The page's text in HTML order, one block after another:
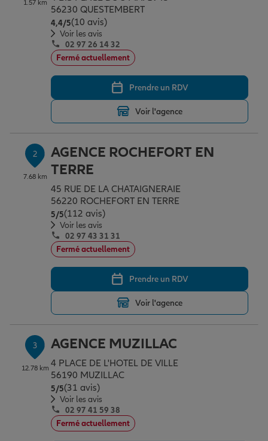
Assurance emprunteur
Prévoyance et dépendance
Assurance animal de compagnie
Protection de la famille
Protection juridique
Épargne & retraite
Plan épargne retraite
Assurance vie
Placements financiers
Investissements immobiliers
Transmission
Vos projets
Partir en vacances
Déménager
Changer de voiture
Départ à la retraite
Préparer l’avenir
Conseil assurance
Outre-mer
Assurance auto
Assurance habitation
Le Pack Famille
Garantie des accidents de la vie
Assurance scolaire
Protection juridique
Professionnels
Allianz en France
1.57 km
56230 QUESTEMBERT
4,4/5Note de 4.4 sur 5
(10 avis)
Voir les avis
02 97 26 14 32
Fermé actuellement
Prendre un RDV
Voir l'agence
2
7.68 km
AGENCE ROCHEFORT EN
TERRE
45 RUE DE LA CHATAIGNERAIE
56220 ROCHEFORT EN TERRE
5/5Note de 5 sur 5
(112 avis)
Voir les avis
02 97 43 31 31
Fermé actuellement
Prendre un RDV
Voir l'agence
3
12.78 km
AGENCE MUZILLAC
4 PLACE DE L'HOTEL DE VILLE
56190 MUZILLAC
5/5Note de 5 sur 5
(31 avis)
Voir les avis
02 97 41 59 38
Fermé actuellement